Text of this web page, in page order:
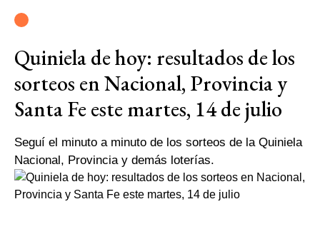
Quiniela de hoy: resultados de los
sorteos en Nacional, Provincia y
Santa Fe este martes, 14 de julio
Seguí el minuto a minuto de los sorteos de la Quiniela
Nacional, Provincia y demás loterías.